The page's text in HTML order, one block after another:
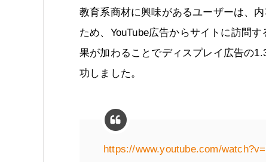
教育系商材に興味があるユーザーは、
ため、YouTube広告からサイトに訪問
果が加わることでディスプレイ広告の
功しました。
https://www.youtube.com/